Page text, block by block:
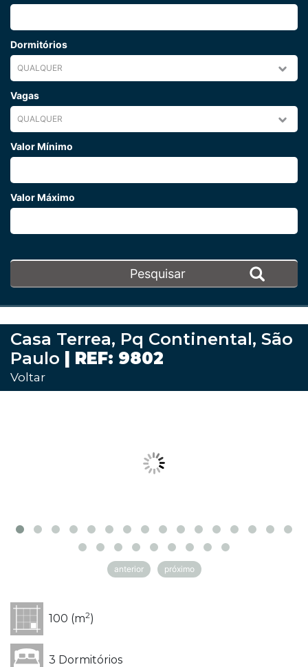
Dormitórios
Vagas
Valor Mínimo
Valor Máximo
Casa Terrea, Pq Continental, São
Paulo | REF: 9802
Voltar
anterior próximo
100 (m2)
3 Dormitórios